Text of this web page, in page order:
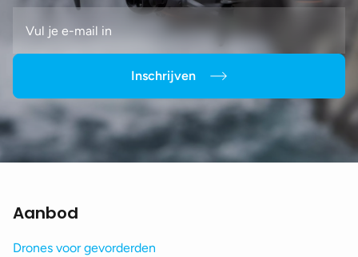
Inschrijven
Aanbod
Drones voor gevorderden